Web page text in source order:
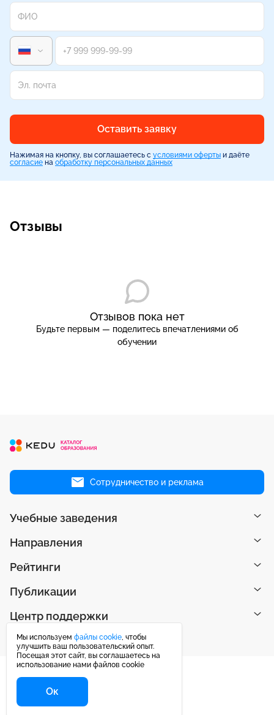
Оставить заявку
Нажимая на кнопку, вы соглашаетесь с условиями оферты и даёте
согласие на обработку персональных данных
Отзывы
Отзывов пока нет
Будьте первым — поделитесь впечатлениями об
обучении
Сотрудничество и реклама
Учебные заведения
Направления
Рейтинги
Публикации
Центр поддержки
Мы используем файлы cookie, чтобы
улучшить ваш пользовательский опыт.
Посещая этот сайт, вы соглашаетесь на
использование нами файлов cookie
Ок